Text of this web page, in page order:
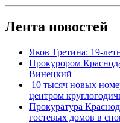
Лента новостей
Яков Третина: 19-
Прокурором
Винецкий
10 тысяч новых
центром
Прокуратура
гостевых домов в